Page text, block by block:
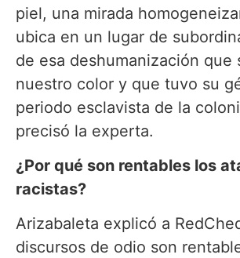
piel, una mirada
ubica en un lugar de
de esa deshumanización que
nuestro color y que tuvo su
periodo esclavista de la
precisó la experta.
¿Por qué son rentables los
racistas?
Arizabaleta explicó a
discursos de odio son